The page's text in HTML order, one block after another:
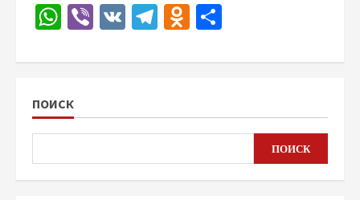
WhatsApp
Viber
VK Telegram
Odnoklassniki
ПОИСК
ПОИСК